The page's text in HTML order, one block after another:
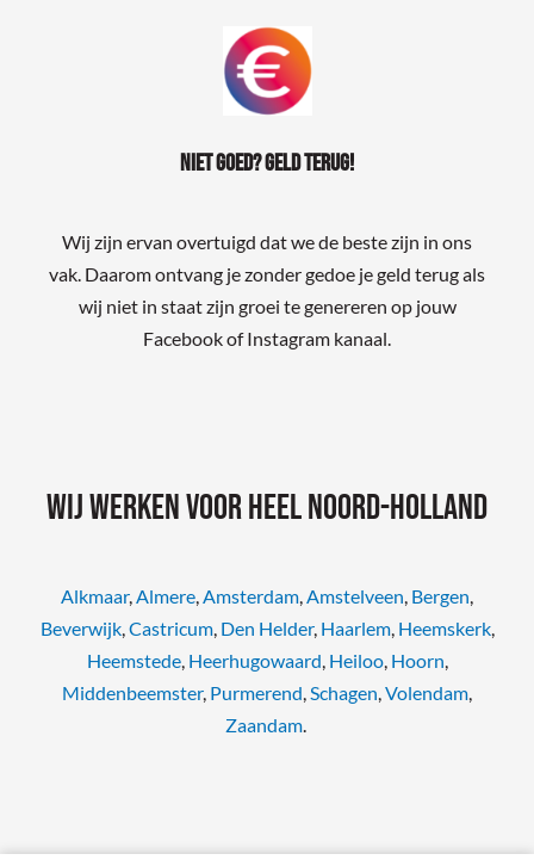
Niet goed? Geld terug!
Wij zijn ervan overtuigd dat we de beste zijn in ons
vak. Daarom ontvang je zonder gedoe je geld terug als
wij niet in staat zijn groei te genereren op jouw
Facebook of Instagram kanaal.
Wij werken voor heel Noord-Holland
Alkmaar, Almere Amsterdam Amstelveen Bergen
Beverwijk, Castricum, Den Helder, Haarlem, Heemskerk,
Heemstede, Heerhugowaard Heiloo, Hoorn
Middenbeemster, Purmerend Schagen Volendam
Zaandam.